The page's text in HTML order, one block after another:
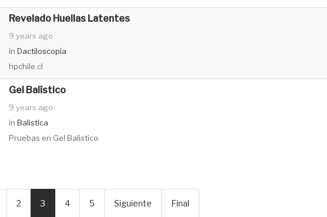
Revelado Huellas Latentes
9 years ago
inDactiloscopia
hpchile.cl
Gel Balístico
9 years ago
inBalistica
Pruebas en Gel Balistico
2 3 4 5 Siguiente Final